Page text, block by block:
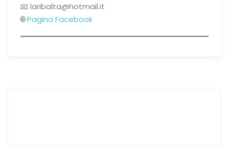
📧 laribalta@hotmail.it
🌐Pagina Facebook